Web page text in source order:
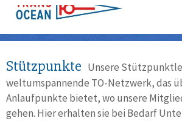
Stützpunkte Unsere
weltumspannende TO-Netzwerk, das
Anlaufpunkte bietet, wo unsere
gehen. Hier erhalten sie bei Bedarf